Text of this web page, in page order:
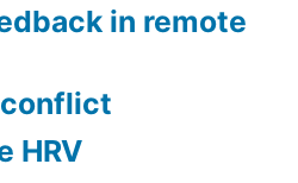
in remote
HRV